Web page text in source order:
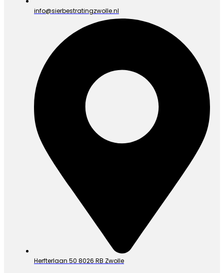
info@sierbestratingzwolle.nl
Herfterlaan 50 8026 RB Zwolle